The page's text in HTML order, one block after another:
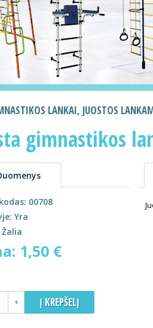
LANKAI, JUOSTOS
gimnastikos
00708
Yra
Žalia
1,50 €
+